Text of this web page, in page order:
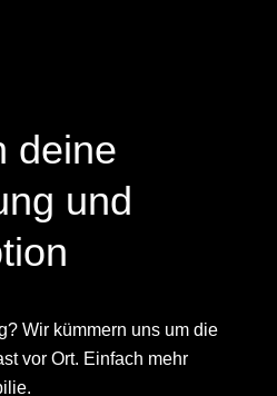
deine
und
Wir kümmern uns um die
vor Ort. Einfach mehr